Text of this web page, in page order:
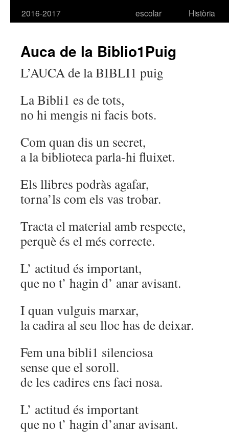
2016-2017
escolar
Història
Auca de la Biblio1Puig
L’AUCA de la BIBLI1 puig
La Bibli1 es de tots,
no hi mengis ni facis bots.
Com quan dis un secret,
a la biblioteca parla-hi fluixet.
Els llibres podràs agafar,
torna’ls com els vas trobar.
Tracta el material amb respecte,
perquè és el més correcte.
L’ actitud és important,
que no t’ hagin d’ anar avisant.
I quan vulguis marxar,
la cadira al seu lloc has de deixar.
Fem una bibli1 silenciosa
sense que el soroll.
de les cadires ens faci nosa.
L’ actitud és important
que no t’ hagin d’anar avisant.